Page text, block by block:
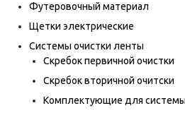
Футеровочный материал
Щетки электрические
Системы очистки ленты
Скребок первичной очистки
Скребок вторичной очитски
Комплектующие для системы